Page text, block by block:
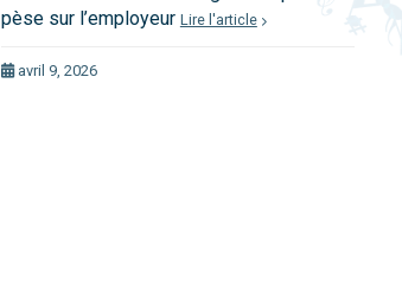
pèse sur l’employeur Lire l'article
avril 9, 2026